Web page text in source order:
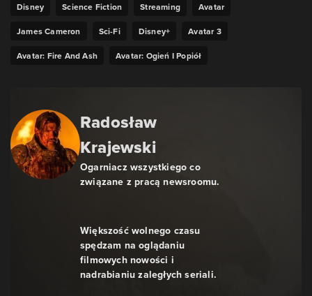
Disney Science Fiction Streaming Avatar
James Cameron Sci-Fi Disney+ Avatar 3
Avatar: Fire And Ash Avatar: Ogień I Popiół
Radosław
Krajewski
Ogarniacz wszystkiego co
związane z pracą newsroomu.
Większość wolnego czasu
spędzam na oglądaniu
filmowych nowości i
nadrabianiu zaległych seriali.